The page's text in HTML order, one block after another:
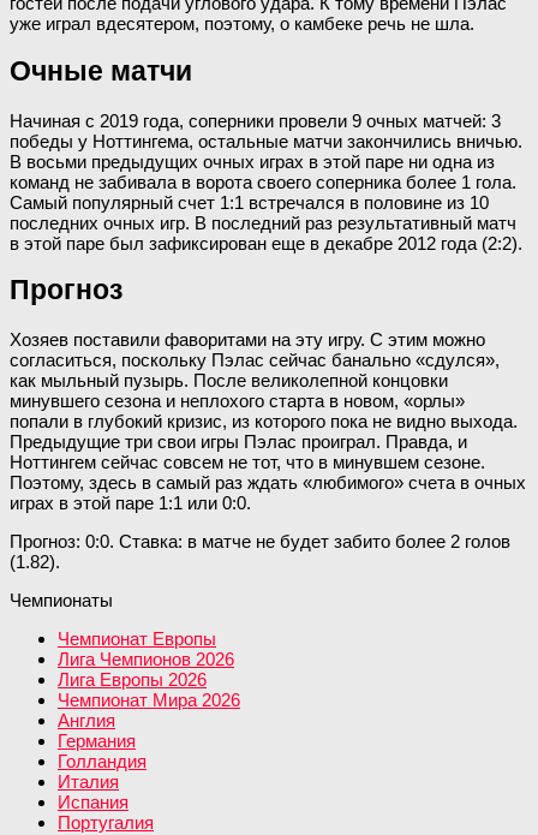
уже играл вдесятером, поэтому, о камбеке речь не шла.
Очные матчи
Начиная с 2019 года, соперники провели 9 очных матчей: 3
победы у Ноттингема, остальные матчи закончились вничью.
В восьми предыдущих очных играх в этой паре ни одна из
команд не забивала в ворота своего соперника более 1 гола.
Самый популярный счет 1:1 встречался в половине из 10
последних очных игр. В последний раз результативный матч
в этой паре был зафиксирован еще в декабре 2012 года (2:2).
Прогноз
Хозяев поставили фаворитами на эту игру. С этим можно
согласиться, поскольку Пэлас сейчас банально «сдулся»,
как мыльный пузырь. После великолепной концовки
минувшего сезона и неплохого старта в новом, «орлы»
попали в глубокий кризис, из которого пока не видно выхода.
Предыдущие три свои игры Пэлас проиграл. Правда, и
Ноттингем сейчас совсем не тот, что в минувшем сезоне.
Поэтому, здесь в самый раз ждать «любимого» счета в очных
играх в этой паре 1:1 или 0:0.
Прогноз: 0:0. Ставка: в матче не будет забито более 2 голов
(1.82).
Чемпионаты
Чемпионат Европы
Лига Чемпионов 2026
Лига Европы 2026
Чемпионат Мира 2026
Англия
Германия
Голландия
Италия
Испания
Португалия